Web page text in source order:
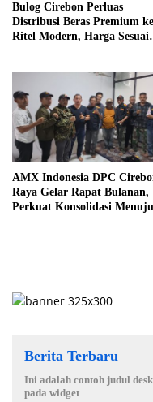
Bulog Cirebon Perluas
Distribusi Beras Premium ke
Ritel Modern, Harga Sesuai
AMX Indonesia DPC
Raya Gelar Rapat Bulanan,
Perkuat Konsolidasi Menuju
Berita Terbaru
Ini adalah contoh judul
pada widget